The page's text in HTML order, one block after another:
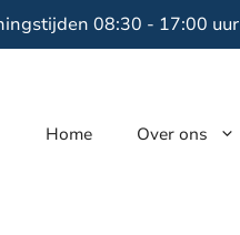
08:30 - 17:00 uur
Home Over ons